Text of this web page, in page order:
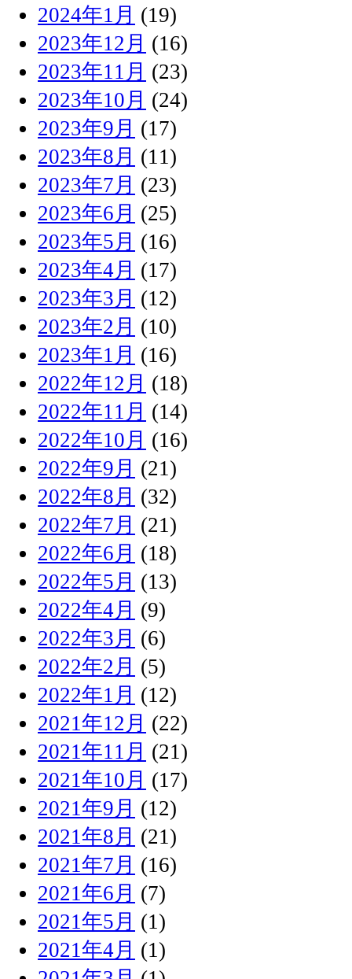
2024年1月 (19)
2023年12月 (16)
2023年11月 (23)
2023年10月 (24)
2023年9月 (17)
2023年8月 (11)
2023年7月 (23)
2023年6月 (25)
2023年5月 (16)
2023年4月 (17)
2023年3月 (12)
2023年2月 (10)
2023年1月 (16)
2022年12月 (18)
2022年11月 (14)
2022年10月 (16)
2022年9月 (21)
2022年8月 (32)
2022年7月 (21)
2022年6月 (18)
2022年5月 (13)
2022年4月 (9)
2022年3月 (6)
2022年2月 (5)
2022年1月 (12)
2021年12月 (22)
2021年11月 (21)
2021年10月 (17)
2021年9月 (12)
2021年8月 (21)
2021年7月 (16)
2021年6月 (7)
2021年5月 (1)
2021年4月 (1)